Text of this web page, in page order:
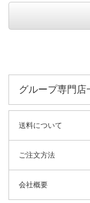
グループ専門店
送料について
ご注文方法
会社概要